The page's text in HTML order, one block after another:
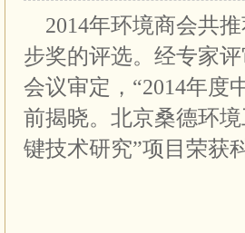
2014年环境商会共
步奖的评选。经专家
会议审定，“2014年度
前揭晓。北京桑德环
键技术研究”项目荣获